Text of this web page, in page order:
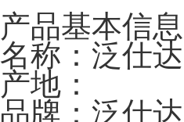
产品基本信息
名称：泛仕
产地：
品牌：泛仕达